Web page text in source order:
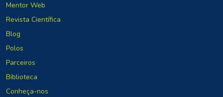
Mentor Web
Revista Científica
Blog
Polos
Parceiros
Biblioteca
Conheça-nos